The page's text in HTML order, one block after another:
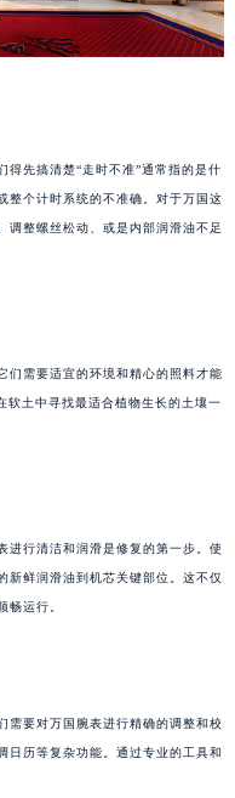
得先搞清楚“走时不准”通常指的是什
整个计时系统的不准确。对于万国这
调整螺丝松动、或是内部润滑油不足
们需要适宜的环境和精心的照料才能
软土中寻找最适合植物生长的土壤一
进行清洁和润滑是修复的第一步。使
新鲜润滑油到机芯关键部位。这不仅
畅运行。
需要对万国腕表进行精确的调整和校
日历等复杂功能。通过专业的工具和